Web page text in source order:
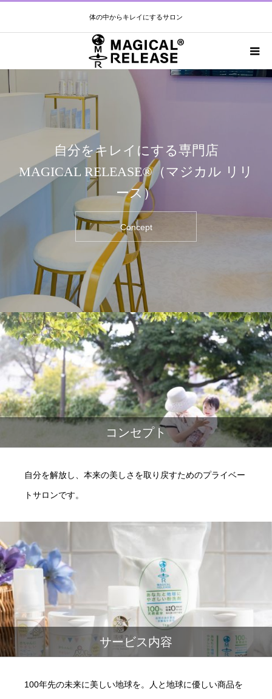
体の中からキレイにするサロン
自分をキレイにする専門店
MAGICAL RELEASE®︎（マジカル リリ
ース）
Concept
コンセプト
自分を解放し、本来の美しさを取り戻すためのプライベー
トサロンです。
サービス内容
100年先の未来に美しい地球を。人と地球に優しい商品を